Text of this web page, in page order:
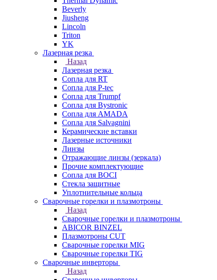
Beverly
Jiusheng
Lincoln
Triton
YK
Лазерная резка
Назад
Лазерная резка
Сопла для RT
Сопла для P-tec
Сопла для Trumpf
Сопла для Bystronic
Сопла для AMADA
Сопла для Salvagnini
Керамические вставки
Лазерные источники
Линзы
Отражающие линзы (зеркала)
Прочие комплектующие
Сопла для BOCI
Стекла защитные
Уплотнительные кольца
Сварочные горелки и плазмотроны
Назад
Сварочные горелки и плазмотроны
ABICOR BINZEL
Плазмотроны CUT
Сварочные горелки MIG
Сварочные горелки TIG
Сварочные инверторы
Назад